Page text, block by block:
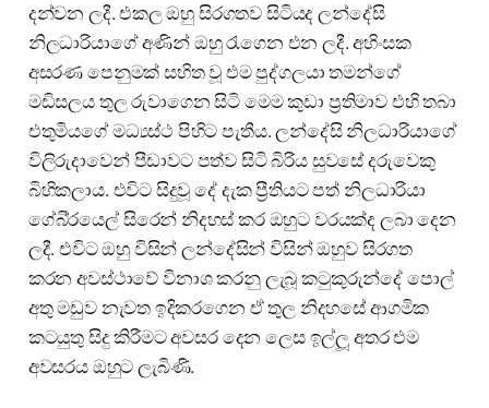
දන්වන ලදී. එකල ඔහු සිරගතව සිටියද ලන්දේසි
නිලධාරියාගේ අණින් ඔහු රැගෙන එන ලදී. අහිංසක
අසරණ පෙනුමක් සහිත වූ එම පුද්ගලයා තමන්ගේ
මඩිසලය තුල රුවාගෙන සිටි මෙම කුඩා ප්‍රතිමාව එහි තබා
එතුමියගේ මධ්‍යස්ථ පිහිට පැතීය. ලන්දේසි නිලධාරියාගේ
විලිරුදාවෙන් පීඩාවට පත්ව සිටි බිරිය සුවසේ දරුවෙකු
බිහිකලාය. එවිට සිදුවූ දේ දැක ප්‍රීතියට පත් නිලධාරියා
ගේබි්‍රයෙල් සිරෙන් නිදහස් කර ඔහුට වරයක්ද ලබා දෙන
ලදී. එවිට ඔහු විසින් ලන්දේසින් විසින් ඔහුව සිරගත
කරන අවස්ථාවේ විනාශ කරනු ලැබූ කටුකුරුන්දේ පොල්
අතු මඩුව නැවත ඉදිකරගෙන ඒ තුල නිදහසේ ආගමික
කටයුතු සිදු කිරීමට අවසර දෙන ලෙස ඉල්ලූ අතර එම
අවසරය ඔහුට ලැබිණි.